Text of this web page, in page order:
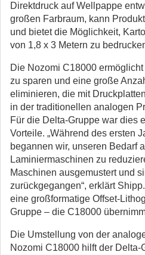
Direktdruck auf Wellpappe
großen Farbraum, kann
und bietet die Möglichkeit,
von 1,8 x 3 Metern zu
Die Nozomi C18000
zu sparen und eine große
eliminieren, die mit
in der traditionellen analogen
Für die Delta-Gruppe war dies
Vorteile. „Während des ersten
begannen wir, unseren Bedarf
Laminiermaschinen zu
Maschinen ausgemustert und
zurückgegangen“, erklärt
eine großformatige Offset-
Gruppe – die C18000
Die Umstellung von der
Nozomi C18000 hilft der Delta-